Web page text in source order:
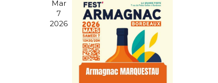
D
E
V
U
E
Mar
7
2026